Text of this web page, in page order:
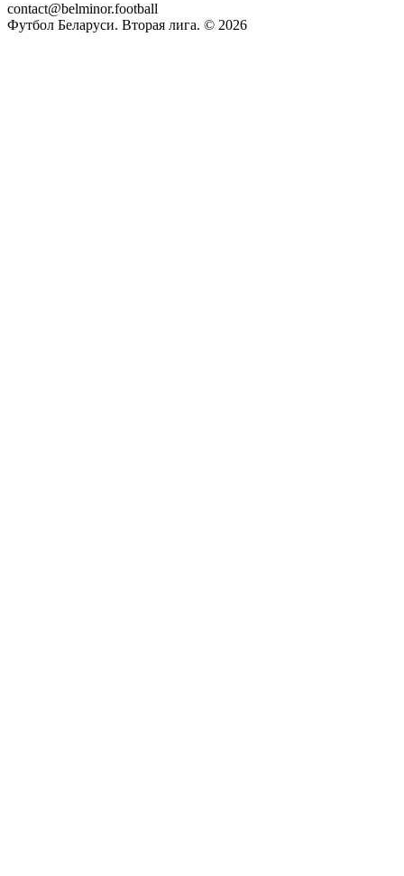
contact@belminor.football
Футбол Беларуси. Вторая лига. © 2026